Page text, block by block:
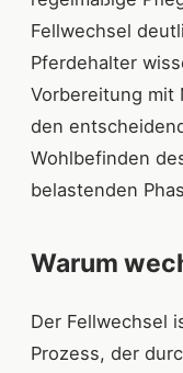
Fellwechsel
Pferdehalter
Vorbereitung mit
den
Wohlbefinden
belastenden
Warum
Der Fellwechsel
Prozess, der